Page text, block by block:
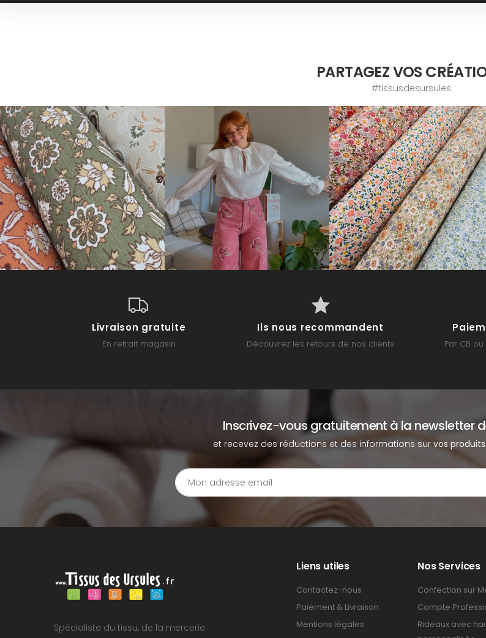
PARTAGEZ VOS
#tissusdesursules
Livraison gratuite
En retrait magasin
Ils nous recommandent
Découvrez les retours de nos clients Par CB
Inscrivez-vous gratuitement à la newsletter
et recevez des réductions et des informations survos
Spécialiste du tissu, de la mercerie
Liens utiles
Contactez-nous
Paiement & Livraison
Mentions légales
Nos Services
Confection sur
Compte
Rideaux avec